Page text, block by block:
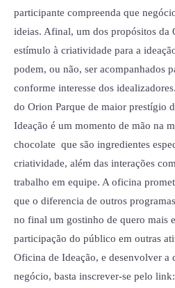
participante compreenda que
ideias. Afinal, um dos propósitos da
estímulo à criatividade para a
podem, ou não, ser acompanhados
conforme interesse dos
do Orion Parque de maior prestígio
Ideação é um momento de mão na
chocolate que são ingredientes
criatividade, além das interações
trabalho em equipe. A oficina
que o diferencia de outros
no final um gostinho de quero mais
participação do público em outras
Oficina de Ideação, e desenvolver a
negócio, basta inscrever-se pelo